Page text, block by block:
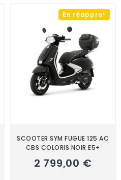
En réappro*
SCOOTER SYM FUGUE 125 AC
CBS COLORIS NOIR E5+
2 799,00 €